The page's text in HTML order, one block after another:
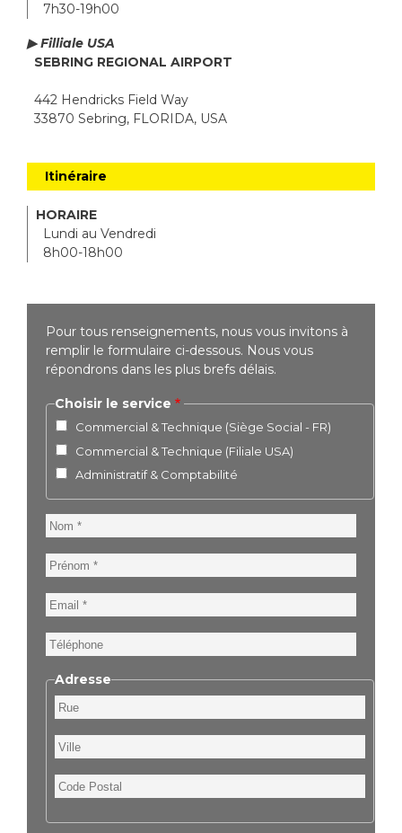
7h30-19h00
▶ Filliale USA
SEBRING REGIONAL AIRPORT
442 Hendricks Field Way
33870 Sebring, FLORIDA, USA
Itinéraire
HORAIRE
Lundi au Vendredi
8h00-18h00
Pour tous renseignements, nous vous invitons à
remplir le formulaire ci-dessous. Nous vous
répondrons dans les plus brefs délais.
Choisir le service
Commercial & Technique (Siège Social - FR)
Commercial & Technique (Filiale USA)
Administratif & Comptabilité
Nom
Prénom
Email
Téléphone
Adresse
Rue
Ville
Code
Postal